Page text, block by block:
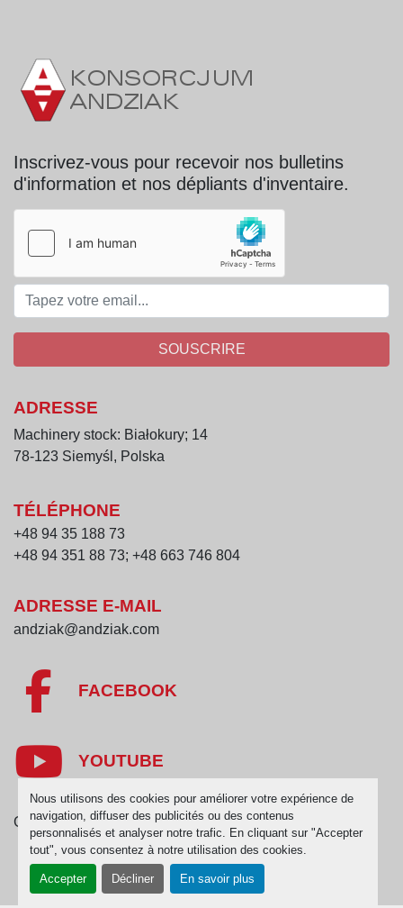
Nous utilisons des cookies pour améliorer votre expérience de
navigation, diffuser des publicités ou des contenus
personnalisés et analyser notre trafic. En cliquant sur "Accepter
tout", vous consentez à notre utilisation des cookies.
Accepter Décliner En savoir plus
fond conique permettant une vidange
complète
construction stable sur pieds
fabrication entièrement en acier inoxydable
Inscrivez-vous pour recevoir nos bulletins
d'information et nos dépliants d'inventaire.
SOUSCRIRE
ADRESSE
Machinery stock: Białokury; 14
78-123 Siemyśl, Polska
TÉLÉPHONE
+48 94 35 188 73
+48 94 351 88 73; +48 663 746 804
ADRESSE E-MAIL
andziak@andziak.com
FACEBOOK
YOUTUBE
Gérez les cookies